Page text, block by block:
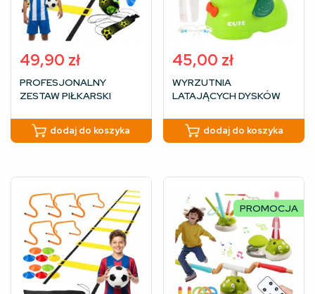
49,90 zł
PROFESJONALNY
ZESTAW PIŁKARSKI
KOORDYNACYJNA +
PACHOŁKIdodaj do koszyka
45,00 zł
WYRZUTNIA
LATAJĄCYCH DYSKÓW
GRA POWIETRZNA NA
PREZENTdodaj do koszyka
PROMOCJA